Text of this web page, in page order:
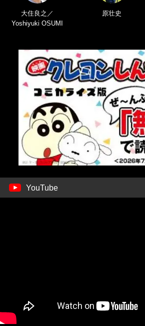
大住良之／
Yoshiyuki OSUMI
原壮史
YouTube